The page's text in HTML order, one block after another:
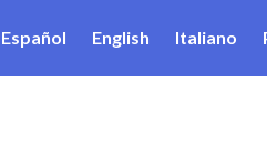
Español English Italiano